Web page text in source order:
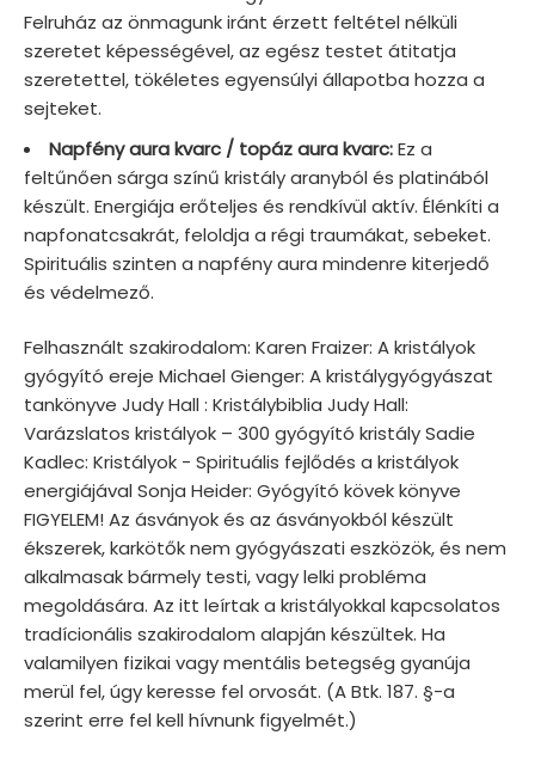
Felruház az önmagunk iránt érzett feltétel nélküli
szeretet képességével, az egész testet átitatja
szeretettel, tökéletes egyensúlyi állapotba hozza a
sejteket.
Napfény aura kvarc / topáz aura kvarc:Ez a
feltűnően sárga színű kristály aranyból és platinából
készült. Energiája erőteljes és rendkívül aktív. Élénkíti a
napfonatcsakrát, feloldja a régi traumákat, sebeket.
Spirituális szinten a napfény aura mindenre kiterjedő
és védelmező.
Felhasznált szakirodalom: Karen Fraizer: A kristályok
gyógyító ereje Michael Gienger: A kristálygyógyászat
tankönyve Judy Hall : Kristálybiblia Judy Hall:
Varázslatos kristályok – 300 gyógyító kristály Sadie
Kadlec: Kristályok - Spirituális fejlődés a kristályok
energiájával Sonja Heider: Gyógyító kövek könyve
FIGYELEM! Az ásványok és az ásványokból készült
ékszerek, karkötők nem gyógyászati eszközök, és nem
alkalmasak bármely testi, vagy lelki probléma
megoldására. Az itt leírtak a kristályokkal kapcsolatos
tradícionális szakirodalom alapján készültek. Ha
valamilyen fizikai vagy mentális betegség gyanúja
merül fel, úgy keresse fel orvosát. (A Btk. 187. §-a
szerint erre fel kell hívnunk figyelmét.)